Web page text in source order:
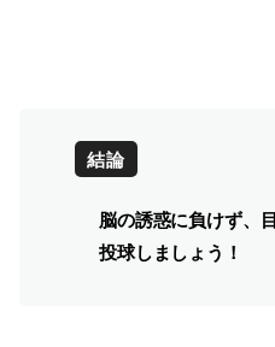
結論
脳の誘惑に負けず、
投球しましょう！